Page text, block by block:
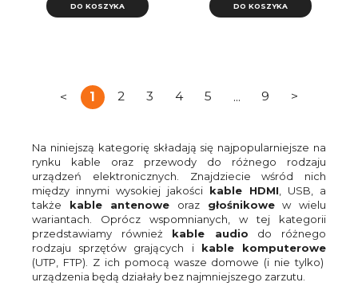
DO KOSZYKA DO KOSZYKA
< 1 2 3 4 5 ... 9 >
Na niniejszą kategorię składają się najpopularniejsze na
rynku kable oraz przewody do różnego rodzaju
urządzeń elektronicznych. Znajdziecie wśród nich
między innymi wysokiej jakości kable HDMI, USB, a
także kable antenowe oraz głośnikowew wielu
wariantach. Oprócz wspomnianych, w tej kategorii
przedstawiamy również kable audio
do różnego
rodzaju sprzętów grających i kable komputerowe
(UTP, FTP). Z ich pomocą wasze domowe (i nie tylko)
urządzenia będą działały bez najmniejszego zarzutu.